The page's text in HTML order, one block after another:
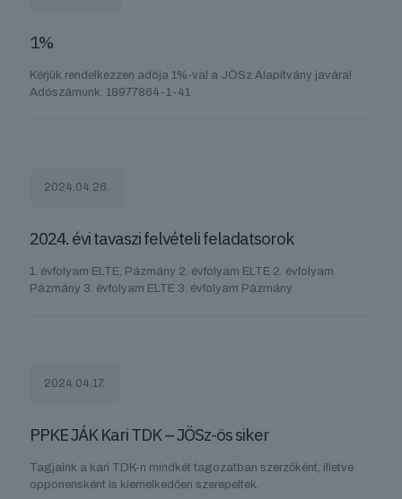
1%
Kérjük rendelkezzen adója 1%-val a JÖSz Alapítvány javára!
Adószámunk: 18977864-1-41
2024.04.26.
2024. évi tavaszi felvételi feladatsorok
1. évfolyam ELTE, Pázmány 2. évfolyam ELTE 2. évfolyam
Pázmány 3. évfolyam ELTE 3. évfolyam Pázmány
2024.04.17.
PPKE JÁK Kari TDK – JÖSz-ös siker
Tagjaink a kari TDK-n mindkét tagozatban szerzőként, illetve
opponensként is kiemelkedően szerepeltek.